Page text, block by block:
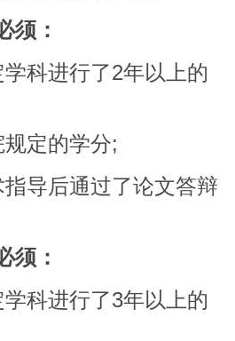
须：
科进行了2年以上的
定的学分;
导后通过了论文答辩
须：
科进行了3年以上的